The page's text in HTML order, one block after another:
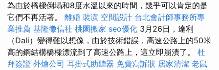
為由於橋樑倒塌和8度水溫以來的時間，幾乎可以肯定的是
它們不再活著。 離婚 裝潢 空間設計 台北會計師事務所專
業推薦 基隆徵信社 桃園搬家 seo優化 3月26日，達利
（Dali）變得難以想像，由於技術錯誤，高速公路上的50米
高的鋼結構橋樑漂流到了高速公路上，這立即崩潰了。 杜
拜簽證 外燴公司 耳掛式助聽器 免費寫訴狀 居家清潔 老鼠